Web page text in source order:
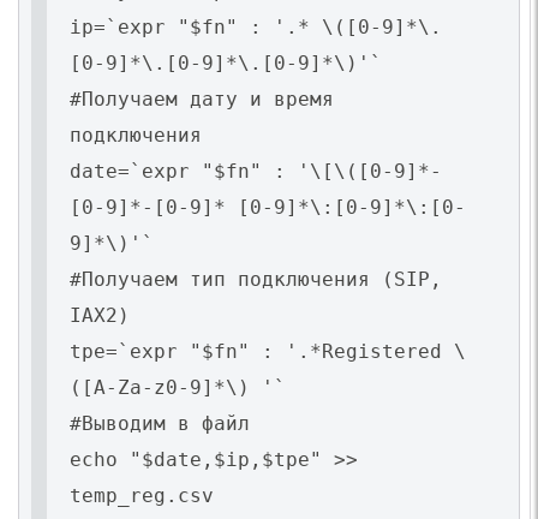
ip=`expr "$fn" : '.* \([0-9]*\.
[0-9]*\.[0-9]*\.[0-9]*\)'`
#Получаем дату и время
подключения
date=`expr "$fn" : '\[\([0-9]*-
[0-9]*-[0-9]* [0-9]*\:[0-9]*\:[0-
9]*\)'`
#Получаем тип подключения (SIP,
IAX2)
tpe=`expr "$fn" : '.*Registered \
([A-Za-z0-9]*\) '`
#Выводим в файл
echo "$date,$ip,$tpe" >>
temp_reg.csv